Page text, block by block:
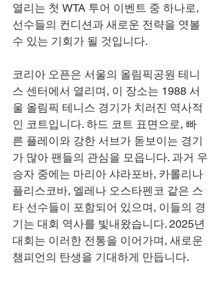
열리는 첫 WTA 투어 이벤트 중 하나로,
선수들의 컨디션과 새로운 전략을 엿볼
수 있는 기회가 될 것입니다.
코리아 오픈은 서울의 올림픽공원 테니
스 센터에서 열리며, 이 장소는 1988 서
울 올림픽 테니스 경기가 치러진 역사적
인 코트입니다. 하드 코트 표면으로, 빠
른 플레이와 강한 서브가 돋보이는 경기
가 많아 팬들의 관심을 모읍니다. 과거 우
승자 중에는 마리아 샤라포바, 카롤리나
플리스코바, 엘레나 오스타펜코 같은 스
타 선수들이 포함되어 있으며, 이들의 경
기는 대회 역사를 빛내왔습니다. 2025년
대회는 이러한 전통을 이어가며, 새로운
챔피언의 탄생을 기대하게 만듭니다.